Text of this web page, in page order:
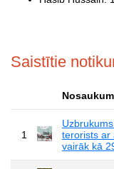
Saistītie
1
terorists ar
vairāk kā